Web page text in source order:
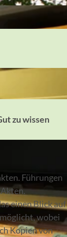
zu wissen
Führungen
einen Blick auf
wobei
Kopien von